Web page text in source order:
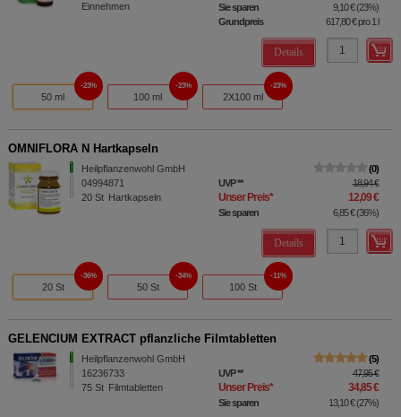
Einnehmen
Sie sparen 9,10 €(23%)
Grundpreis
617,80 €pro 1 l
Details
50 ml
23%
100 ml
23%
2X100 ml
23%
OMNIFLORA N Hartkapseln
Heilpflanzenwohl GmbH
04994871
20 St Hartkapseln
0
UVP** 18,94 €
Unser Preis* 12,09 €
Sie sparen 6,85 €(36%)
Details
20 St
36%
50 St
34%
100 St
11%
GELENCIUM EXTRACT pflanzliche Filmtabletten
Heilpflanzenwohl GmbH
16236733
75 St Filmtabletten
5
UVP** 47,95 €
Unser Preis* 34,85 €
Sie sparen 13,10 €(27%)